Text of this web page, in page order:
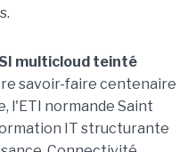
multicloud teinté
savoir-faire centenaire
l'ETI normande Saint
IT structurante